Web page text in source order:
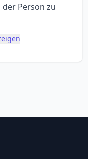
Person zu